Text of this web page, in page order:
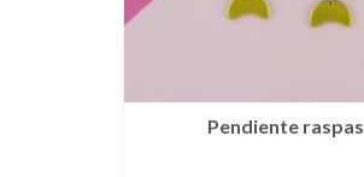
Pendiente raspas